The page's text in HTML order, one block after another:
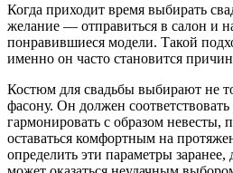
Когда приходит время выбирать
желание — отправиться в салон и
понравившиеся модели. Такой
именно он часто становится
Костюм для свадьбы выбирают не
фасону. Он должен
гармонировать с образом невесты,
оставаться комфортным на
определить эти параметры